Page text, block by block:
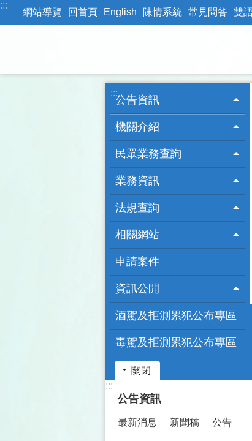
跳到主要內容區塊
:::
網站導覽 回首頁 English 陳情系統 常見問答 雙
:::
公告資訊
機關介紹
民眾業務查詢
業務資訊
法規查詢
相關網站
申請案件
資訊公開
酒駕及拒測累犯公布專區
毒駕及拒測累犯公布專區
關閉
:::
公告資訊
最新消息 新聞稿 公告